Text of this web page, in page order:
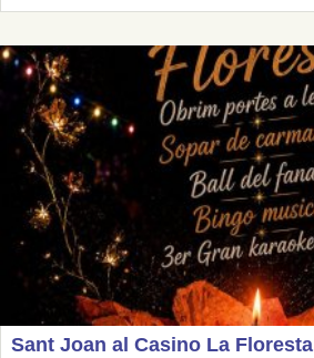
Sant Joan al Casino La Floresta